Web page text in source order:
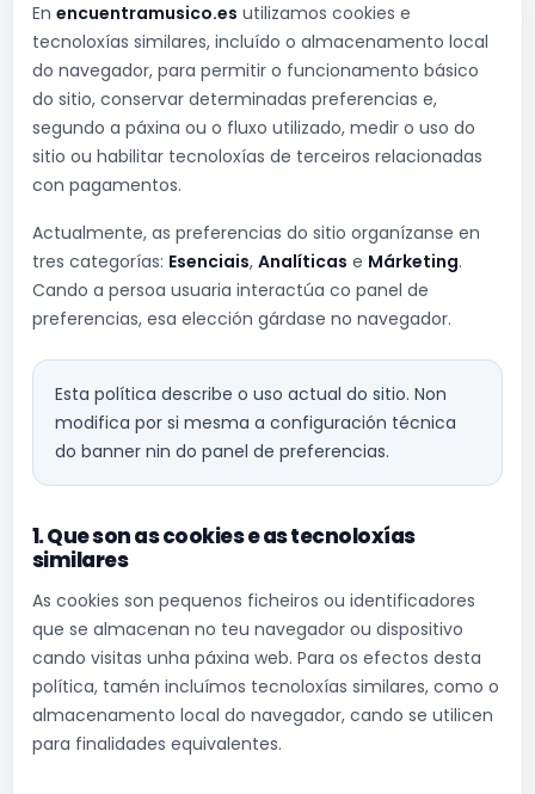
En encuentramusico.es utilizamos cookies e
tecnoloxías similares, incluído o almacenamento local
do navegador, para permitir o funcionamento básico
do sitio, conservar determinadas preferencias e,
segundo a páxina ou o fluxo utilizado, medir o uso do
sitio ou habilitar tecnoloxías de terceiros relacionadas
con pagamentos.
Actualmente, as preferencias do sitio organízanse en
tres categorías: Esenciais, Analíticas e Márketing.
Cando a persoa usuaria interactúa co panel de
preferencias, esa elección gárdase no navegador.
Esta política describe o uso actual do sitio. Non
modifica por si mesma a configuración técnica
do banner nin do panel de preferencias.
1. Que son as cookies e as tecnoloxías
similares
As cookies son pequenos ficheiros ou identificadores
que se almacenan no teu navegador ou dispositivo
cando visitas unha páxina web. Para os efectos desta
política, tamén incluímos tecnoloxías similares, como o
almacenamento local do navegador, cando se utilicen
para finalidades equivalentes.